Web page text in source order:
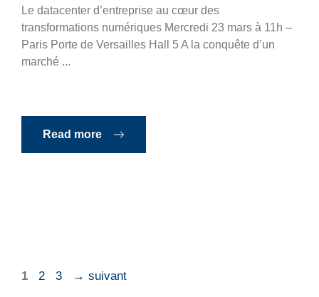
Le datacenter d’entreprise au cœur des
transformations numériques Mercredi 23 mars à 11h –
Paris Porte de Versailles Hall 5 A la conquête d’un
marché ...
Read more
Page
1 Page
2 Page
3 → suivant